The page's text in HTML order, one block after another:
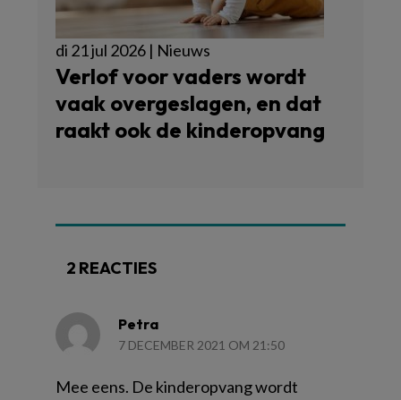
di 21 jul 2026 | Nieuws
Verlof voor vaders wordt
vaak overgeslagen, en dat
raakt ook de kinderopvang
2 REACTIES
Petra
7 DECEMBER 2021 OM 21:50
Mee eens. De kinderopvang wordt